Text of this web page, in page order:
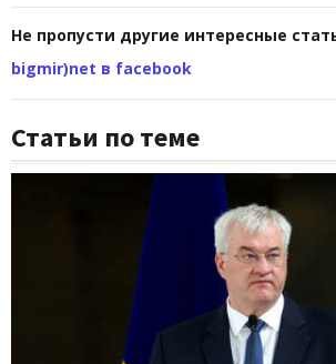
Не пропусти другие интересные
bigmir)net в facebook
Статьи по теме